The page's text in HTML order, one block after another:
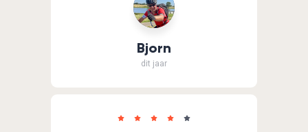
Bjorn
dit jaar